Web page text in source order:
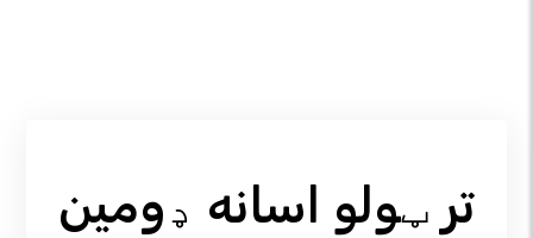
تر ټولو اسانه ډومین